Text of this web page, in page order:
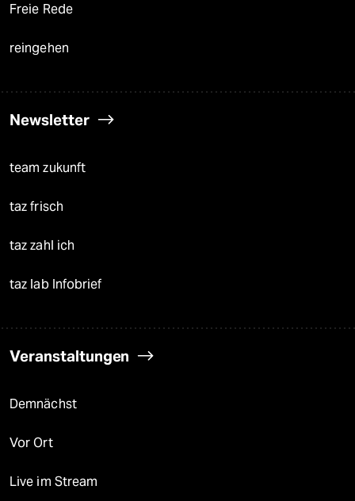
Freie Rede
reingehen
Newsletter
team zukunft
taz frisch
taz zahl ich
taz lab Infobrief
Veranstaltungen
Demnächst
Vor Ort
Live im Stream